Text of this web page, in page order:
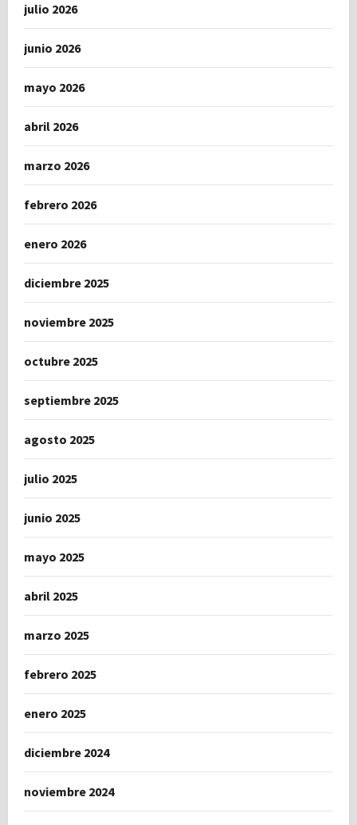
julio 2026
junio 2026
mayo 2026
abril 2026
marzo 2026
febrero 2026
enero 2026
diciembre 2025
noviembre 2025
octubre 2025
septiembre 2025
agosto 2025
julio 2025
junio 2025
mayo 2025
abril 2025
marzo 2025
febrero 2025
enero 2025
diciembre 2024
noviembre 2024